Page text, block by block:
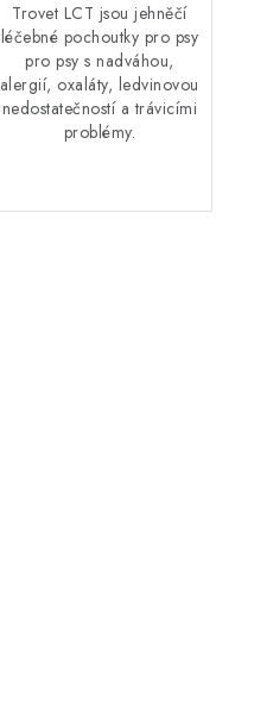
Trovet LCT jsou jehněčí
léčebné pochoutky pro psy
pro psy s nadváhou,
alergií, oxaláty, ledvinovou
nedostatečností a trávicími
problémy.